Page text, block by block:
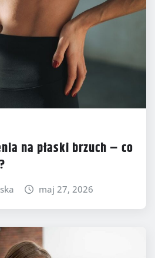
na płaski brzuch – co
maj 27, 2026